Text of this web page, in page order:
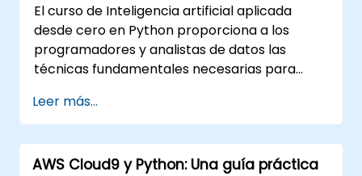
El curso de Inteligencia artificial aplicada
desde cero en Python proporciona a los
programadores y analistas de datos las
técnicas fundamentales necesarias para
automático desde su base utilizando Python.
Cubre los principios centrales del aprendizaje
supervisado (clasificación y regresión), el
aprendizaje no supervisado (agrupamiento y
Leer más...
AWS Cloud9 y Python: Una guía práctica